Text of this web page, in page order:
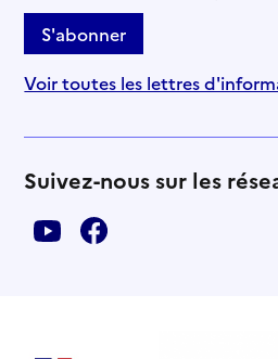
S'abonner
Voir toutes les lettres
Suivez-nous sur les